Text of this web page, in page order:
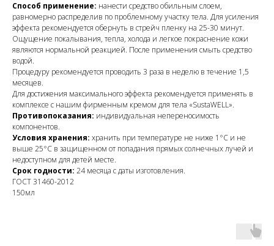
Способ применение: нанести средство обильным слоем,
равномерно распределив по проблемному участку тела. Для усиления
эффекта рекомендуется обернуть в стрейч пленку на 25-30 минут.
Ощущение покалывания, тепла, холода и легкое покраснение кожи
являются нормальной реакцией. После применения смыть средство
водой.
Процедуру рекомендуется проводить 3 раза в неделю в течение 1,5
месяцев.
Для достижения максимального эффекта рекомендуется применять в
комплексе с нашим фирменным кремом для тела «SustaWELL».
Противопоказания: индивидуальная непереносимость
компонентов.
Условия хранения: хранить при температуре не ниже 1°C и не
выше 25°C в защищенном от попадания прямых солнечных лучей и
недоступном для детей месте.
Срок годности: 24 месяца с даты изготовления.
ГОСТ 31460-2012
150мл